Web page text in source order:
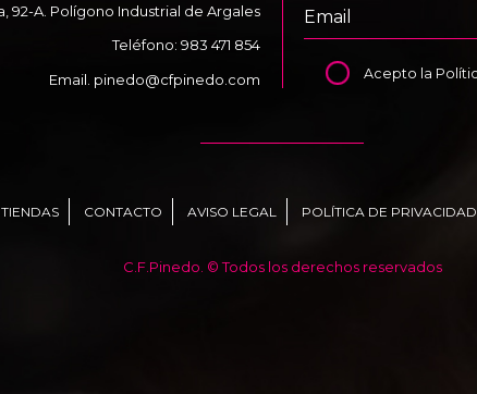
92-A. Polígono Industrial de Argales
Teléfono: 983 471 854
Email. pinedo@cfpinedo.com Acepto la
CONTACTO AVISO LEGAL POLÍTICA DE PRIVACIDAD
C.F.Pinedo. © Todos los derechos reservados